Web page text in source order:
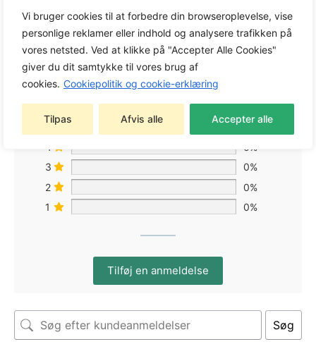
Vi bruger cookies til at forbedre din browseroplevelse, vise
personlige reklamer eller indhold og analysere trafikken på
vores netsted. Ved at klikke på "Accepter Alle Cookies"
giver du dit samtykke til vores brug af
cookies. Cookiepolitik og cookie-erklæring
Tilpas Afvis alle Accepter alle
0,0
Baseret på 0 anmeldelser
5
0%
4
0%
3
0%
2
0%
1
0%
Tilføj en anmeldelse
Søg